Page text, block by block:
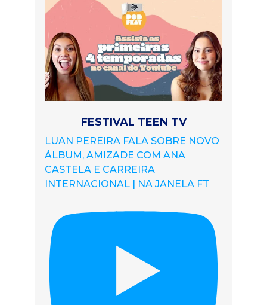
FESTIVAL TEEN TV
LUAN PEREIRA FALA SOBRE NOVO
ÁLBUM, AMIZADE COM ANA
CASTELA E CARREIRA
INTERNACIONAL | NA JANELA FT